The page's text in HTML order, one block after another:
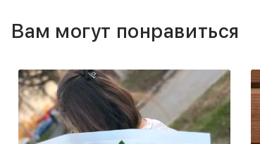
Вам могут понравиться